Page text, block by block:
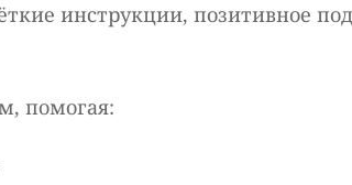
инструкции, позитивное
помогая: